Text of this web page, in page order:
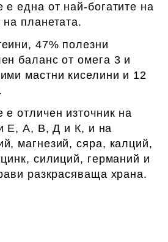
е една от най-богатите на
на планетата.
47% полезни
баланс от омега 3 и
мастни киселини и 12
е отличен източник на
Е, А, В, Д и К, и на
магнезий, сяра, калций,
силиций, германий и
разкрасяваща храна.